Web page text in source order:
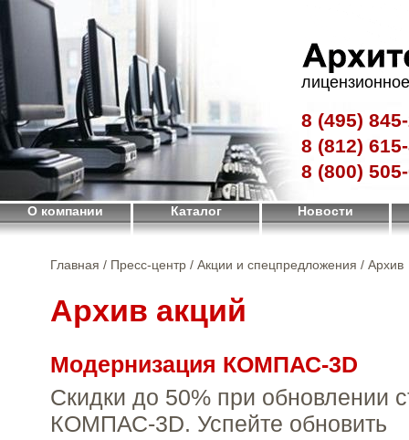
8 (495)
8 (812)
8 (800)
О компании Каталог Новости
Главная / Пресс-центр / Акции и спецпредложения / Архив
Архив акций
Модернизация КОМПАС-3D
Скидки до 50% при обновлении
КОМПАС-3D. Успейте обновить